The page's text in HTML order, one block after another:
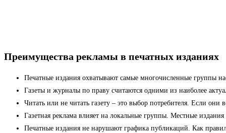
Преимущества рекламы в печатных изданиях
Печатные издания охватывают самые многочисленные группы
Газеты и журналы по праву считаются одними из наиболее
Читать или не читать газету – это выбор потребителя. Если
Газетная реклама влияет на локальные группы. Местные
Печатные издания не нарушают графика публикаций. Как